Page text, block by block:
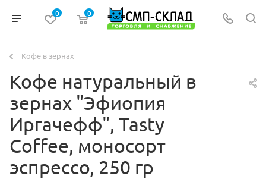
0 0
Кофе в зернах
Кофе натуральный в
зернах "Эфиопия
Иргачефф", Tasty
Coffee, моносорт
эспрессо, 250 гр